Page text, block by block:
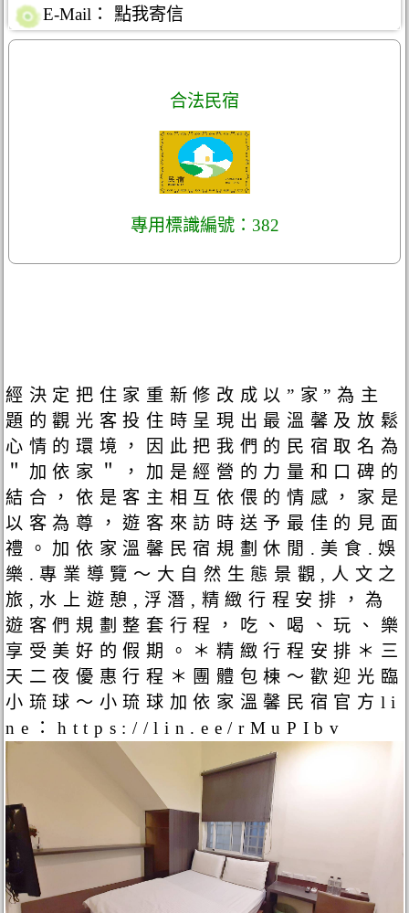
E-Mail： 點我寄信
合法民宿
專用標識編號：382
經決定把住家重新修改成以”家”為主
題的觀光客投住時呈現出最溫馨及放鬆
心情的環境，因此把我們的民宿取名為
＂加依家＂，加是經營的力量和口碑的
結合，依是客主相互依偎的情感，家是
以客為尊，遊客來訪時送予最佳的見面
禮。加依家溫馨民宿規劃休閒.美食.娛
樂.專業導覽～大自然生態景觀,人文之
旅,水上遊憩,浮潛,精緻行程安排，為
遊客們規劃整套行程，吃、喝、玩、樂
享受美好的假期。＊精緻行程安排＊三
天二夜優惠行程＊團體包棟～歡迎光臨
小琉球～小琉球加依家溫馨民宿官方li
ne：https://lin.ee/rMuPIbv